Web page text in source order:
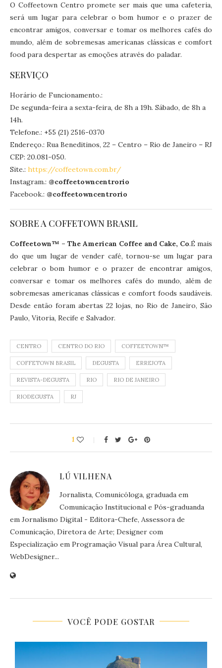
O Coffeetown Centro promete ser mais que uma cafeteria,
será um lugar para celebrar o bom humor e o prazer de
encontrar amigos, conversar e tomar os melhores cafés do
mundo, além de sobremesas americanas clássicas e comfort
food para despertar as emoções através do paladar.
SERVIÇO
Horário de Funcionamento.:
De segunda-feira a sexta-feira, de 8h a 19h. Sábado, de 8h a
14h.
Telefone.: +55 (21) 2516-0370
Endereço.: Rua Beneditinos, 22 – Centro – Rio de Janeiro – RJ
CEP: 20.081-050.
Site.: https://coffeetown.com.br/
Instagram.: @coffeetowncentrorio
Facebook.: @coffeetowncentrorio
SOBRE A COFFETOWN BRASIL
Coffeetown™ – The American Coffee and Cake, Co.É mais
do que um lugar de vender café, tornou-se um lugar para
celebrar o bom humor e o prazer de encontrar amigos,
conversar e tomar os melhores cafés do mundo, além de
sobremesas americanas clássicas e comfort foods saudáveis.
Desde então foram abertas 22 lojas, no Rio de Janeiro, São
Paulo, Vitoria, Recife e Salvador.
CENTRO CENTRO DO RIO COFFEETOWN™
COFFETOWN BRASIL DEGUSTA ERREJOTA
REVISTA-DEGUSTA RIO RIO DE JANEIRO
RIODEGUSTA RJ
1
LÚ VILHENA
Jornalista, Comunicóloga, graduada em
Comunicação Institucional e Pós-graduanda
em Jornalismo Digital - Editora-Chefe, Assessora de
Comunicação, Diretora de Arte; Designer com
Especialização em Programação Visual para Área Cultural,
WebDesigner...
VOCÊ PODE GOSTAR